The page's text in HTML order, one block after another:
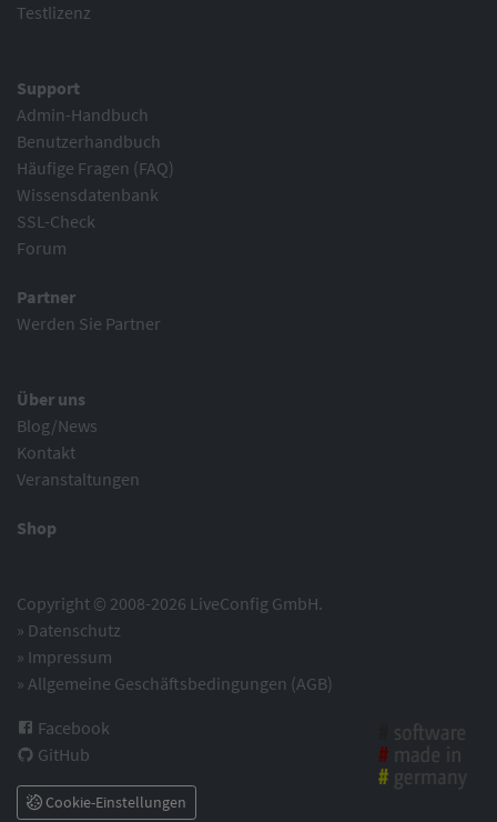
Testlizenz
Support
Admin-Handbuch
Benutzerhandbuch
Häufige Fragen (FAQ)
Wissensdatenbank
SSL-Check
Forum
Partner
Werden Sie Partner
Über uns
Blog/News
Kontakt
Veranstaltungen
Shop
Copyright © 2008-2026 LiveConfig GmbH.
» Datenschutz
» Impressum
» Allgemeine Geschäftsbedingungen (AGB)
Facebook
GitHub
Cookie-Einstellungen